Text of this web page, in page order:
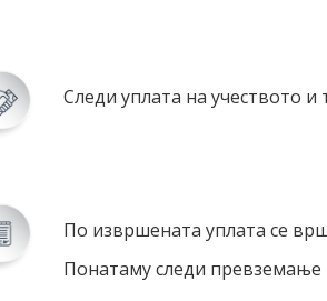
Следи уплата на учеството
По извршената уплата се
Понатаму следи